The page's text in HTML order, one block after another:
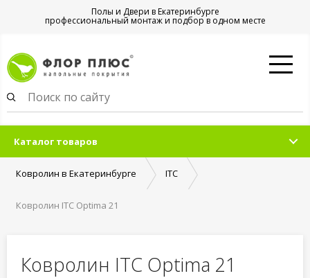
Полы и Двери в Екатеринбурге
профессиональный монтаж и подбор в одном месте
Каталог товаров
Ковролин в Екатеринбурге ITC
Ковролин ITC Optima 21
Ковролин ITC Optima 21